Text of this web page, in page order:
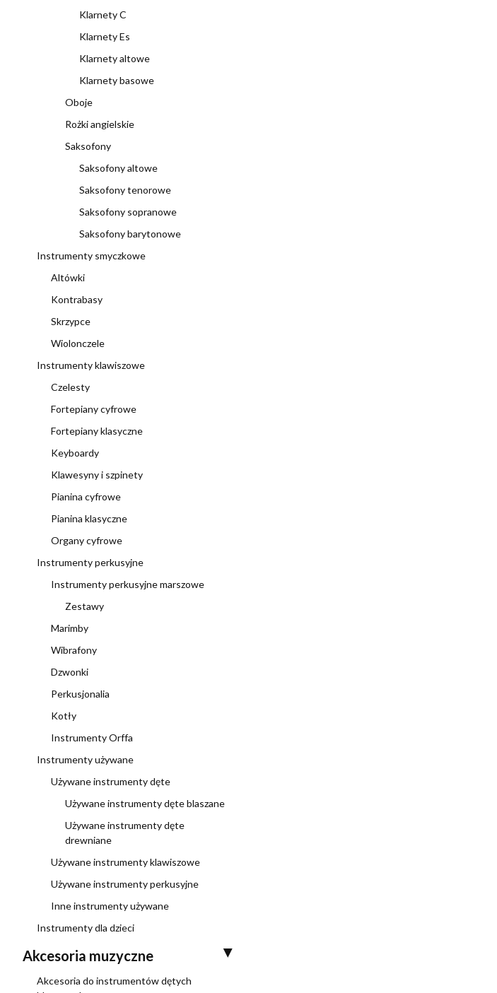
Klarnety C
Klarnety Es
Klarnety altowe
Klarnety basowe
Oboje
Rożki angielskie
Saksofony
Saksofony altowe
Saksofony tenorowe
Saksofony sopranowe
Saksofony barytonowe
Instrumenty smyczkowe
Altówki
Kontrabasy
Skrzypce
Wiolonczele
Instrumenty klawiszowe
Czelesty
Fortepiany cyfrowe
Fortepiany klasyczne
Keyboardy
Klawesyny i szpinety
Pianina cyfrowe
Pianina klasyczne
Organy cyfrowe
Instrumenty perkusyjne
Instrumenty perkusyjne marszowe
Zestawy
Marimby
Wibrafony
Dzwonki
Perkusjonalia
Kotły
Instrumenty Orffa
Instrumenty używane
Używane instrumenty dęte
Używane instrumenty dęte blaszane
Używane instrumenty dęte
drewniane
Używane instrumenty klawiszowe
Używane instrumenty perkusyjne
Inne instrumenty używane
Instrumenty dla dzieci
Akcesoria muzyczne
Akcesoria do instrumentów dętych